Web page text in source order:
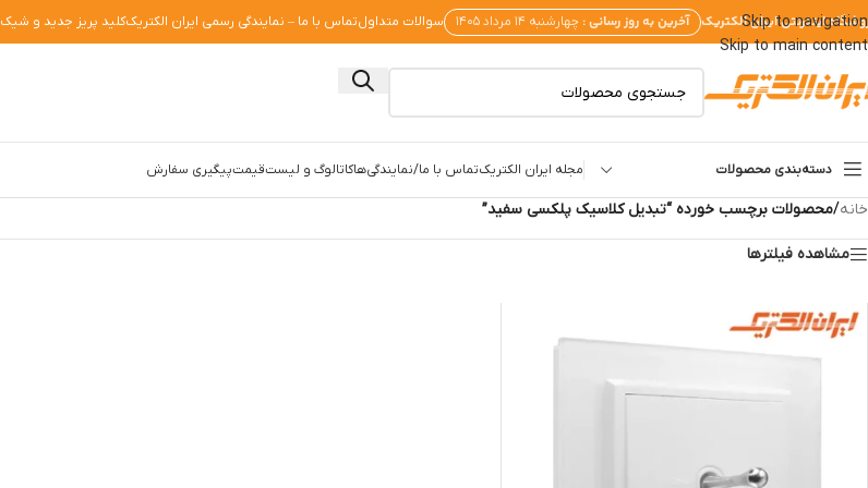
Skip to navigation
Skip to main content
اینترنتی ایران الکتریک آخرین به روز رسانی : چهارشنبه ۱۴ مرداد ۱۴۰۵ سوالات متداولتماس با ما – نمایندگی رسمی ایران الکتریککلید پریز جدید و شیک
دسته‌بندی محصولات مجله ایران الکتریکتماس با ما/نمایندگی‌هاکاتالوگ و لیست‌قیمتپیگیری سفارش
خانه/محصولات برچسب خورده “تبدیل کلاسیک پلکسی سفید”
مشاهده فیلترها